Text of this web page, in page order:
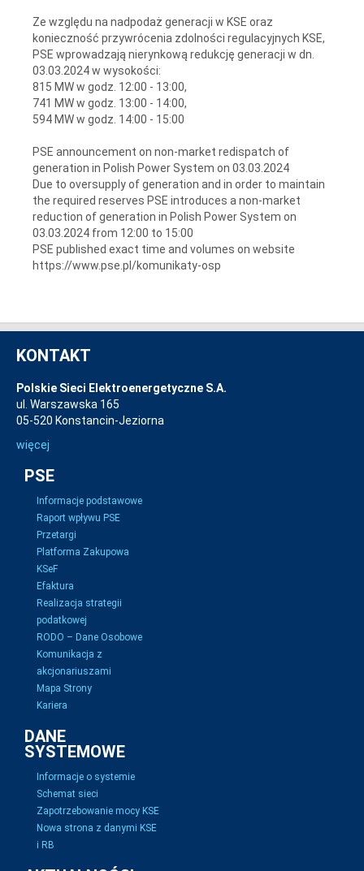
Ze względu na nadpodaż generacji w KSE oraz
konieczność przywrócenia zdolności regulacyjnych KSE,
PSE wprowadzają nierynkową redukcję generacji w dn.
03.03.2024 w wysokości:
815 MW w godz. 12:00 - 13:00,
741 MW w godz. 13:00 - 14:00,
594 MW w godz. 14:00 - 15:00
PSE announcement on non-market redispatch of
generation in Polish Power System on 03.03.2024
Due to oversupply of generation and in order to maintain
the required reserves PSE introduces a non-market
reduction of generation in Polish Power System on
03.03.2024 from 12:00 to 15:00
PSE published exact time and volumes on website
https://www.pse.pl/komunikaty-osp
KONTAKT
Polskie Sieci Elektroenergetyczne S.A.
ul. Warszawska 165
05-520 Konstancin-Jeziorna
więcej
PSE
Informacje podstawowe
Raport wpływu PSE
Przetargi
Platforma Zakupowa
KSeF
Efaktura
Realizacja strategii
podatkowej
RODO – Dane Osobowe
Komunikacja z
akcjonariuszami
Mapa Strony
Kariera
DANE
SYSTEMOWE
Informacje o systemie
Schemat sieci
Zapotrzebowanie mocy KSE
Nowa strona z danymi KSE
i RB